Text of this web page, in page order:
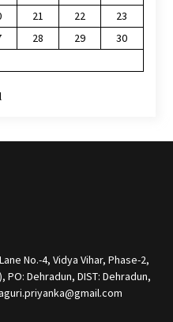
21 22
23
28 29
30
No.-4, Vidya Vihar, Phase-2,
Dehradun, DIST: Dehradun,